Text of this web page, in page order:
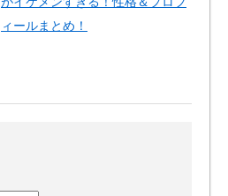
ィールまとめ！